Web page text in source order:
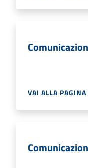
VAI ALLA PAGINA